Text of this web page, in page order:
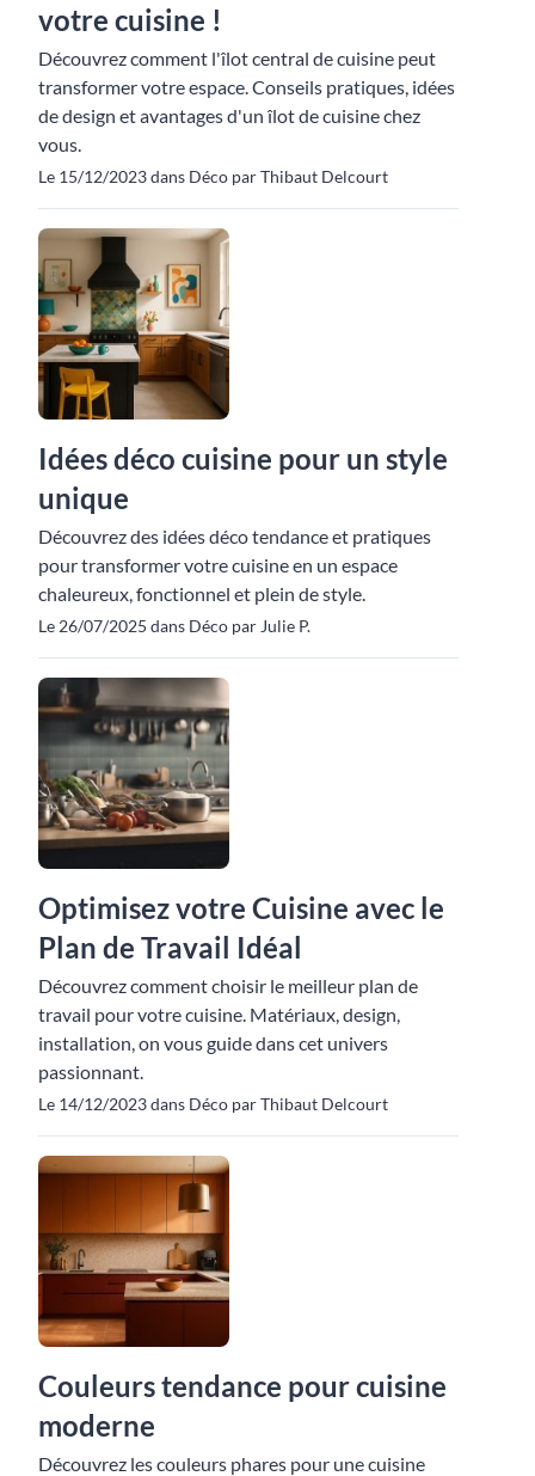
votre cuisine !
Découvrez comment l'îlot central de cuisine peut
transformer votre espace. Conseils pratiques, idées
de design et avantages d'un îlot de cuisine chez
vous.
Le 15/12/2023 dans Déco par Thibaut Delcourt
Idées déco cuisine pour un style
unique
Découvrez des idées déco tendance et pratiques
pour transformer votre cuisine en un espace
chaleureux, fonctionnel et plein de style.
Le 26/07/2025 dans Déco par Julie P.
Optimisez votre Cuisine avec le
Plan de Travail Idéal
Découvrez comment choisir le meilleur plan de
travail pour votre cuisine. Matériaux, design,
installation, on vous guide dans cet univers
passionnant.
Le 14/12/2023 dans Déco par Thibaut Delcourt
Couleurs tendance pour cuisine
moderne
Découvrez les couleurs phares pour une cuisine